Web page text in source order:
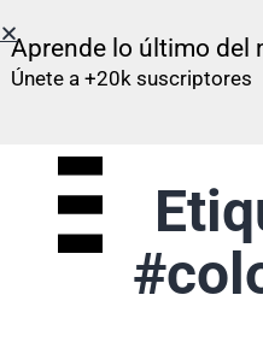
Aprende lo último del
Únete a +20k suscriptores